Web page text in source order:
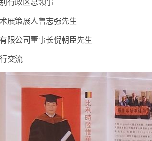
行政区总领事
展策展人鲁志强先生
限公司董事长倪朝臣先生
交流